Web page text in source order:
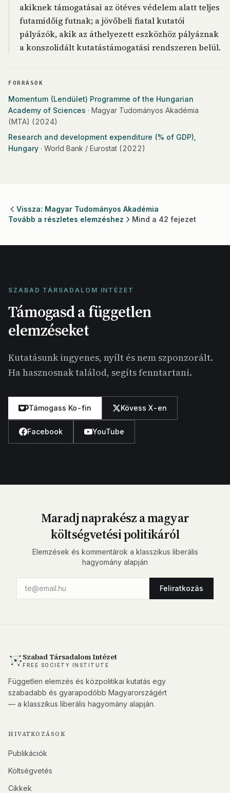
akiknek támogatásai az ötéves védelem alatt teljes
futamidőig futnak; a jövőbeli fiatal kutatói
pályázók, akik az áthelyezett eszközhöz pályáznak
a konszolidált kutatástámogatási rendszeren belül.
FORRÁSOK
Momentum (Lendület) Programme of the Hungarian
Academy of Sciences · Magyar Tudományos Akadémia
(MTA) (2024)
Research and development expenditure (% of GDP),
Hungary · World Bank / Eurostat (2022)
Vissza: Magyar Tudományos Akadémia
Tovább a részletes elemzéshez
Mind a 42 fejezet
SZABAD TÁRSADALOM INTÉZET
Támogasd a független
elemzéseket
Kutatásunk ingyenes, nyílt és nem szponzorált.
Ha hasznosnak találod, segíts fenntartani.
Támogass Ko-fin Kövess X-en
Facebook YouTube
Maradj naprakész a magyar
költségvetési politikáról
Elemzések és kommentárok a klasszikus liberális
hagyomány alapján
Feliratkozás
Szabad Társadalom Intézet
FREE SOCIETY INSTITUTE
Független elemzés és közpolitikai kutatás egy
szabadabb és gyarapodóbb Magyarországért
— a klasszikus liberális hagyomány alapján.
HIVATKOZÁSOK
Publikációk
Költségvetés
Cikkek